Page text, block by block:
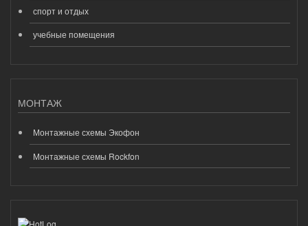
спорт и отдых
учебные помещения
МОНТАЖ
Монтажные схемы Экофон
Монтажные схемы Rockfon